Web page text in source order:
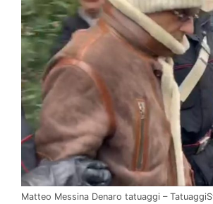
Matteo Messina Denaro tatuaggi –